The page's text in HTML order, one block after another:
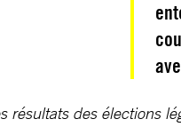
résultats des élections